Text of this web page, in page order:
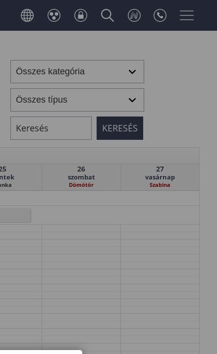
26
szombat
Dömötör
27
vasárnap
Szabina